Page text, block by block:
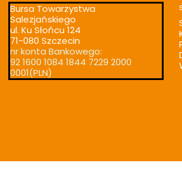
Bursa Towarzystwa
Salezjańskiego
ul. Ku Słońcu 124
71-080 Szczecin
nr konta Bankowego:
92 1600 1084 1844 7229 2000
0001(PLN)